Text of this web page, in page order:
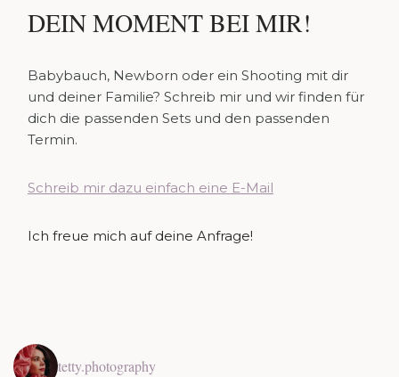
DEIN MOMENT BEI MIR!
Babybauch, Newborn oder ein Shooting mit dir
und deiner Familie? Schreib mir und wir finden für
dich die passenden Sets und den passenden
Termin.
Schreib mir dazu einfach eine E-Mail
Ich freue mich auf deine Anfrage!
tetty.photography